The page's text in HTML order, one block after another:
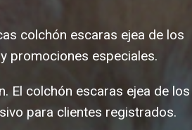
colchón escaras ejea de los
promociones especiales.
El colchón escaras ejea de los
para clientes registrados.